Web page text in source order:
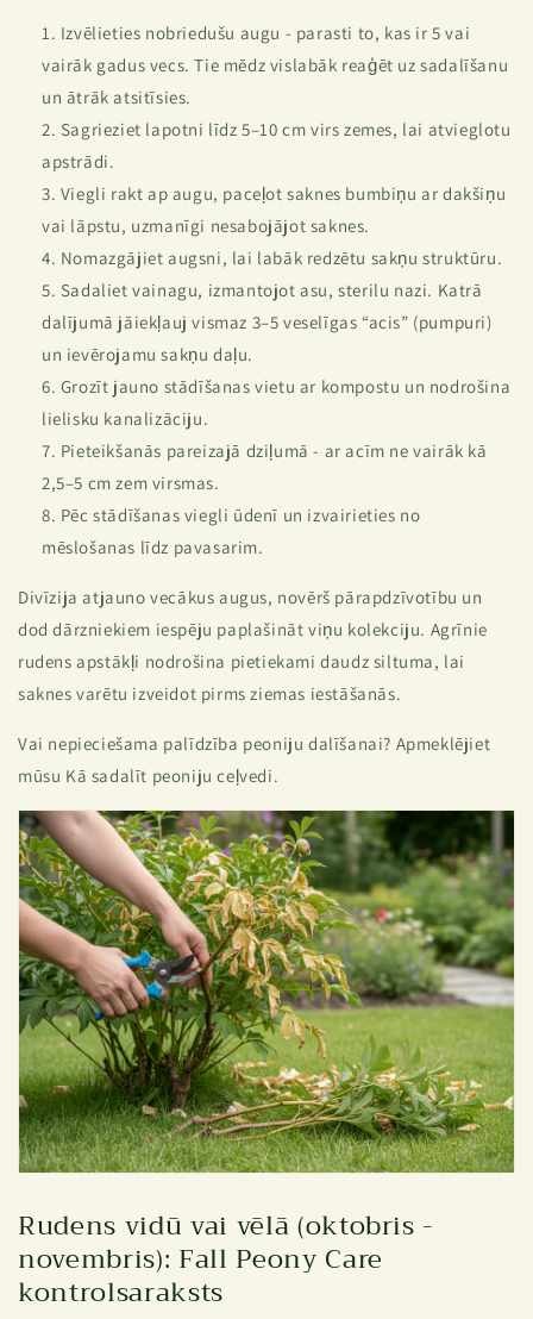
Izvēlieties nobriedušu augu - parasti to, kas ir 5 vai
vairāk gadus vecs. Tie mēdz vislabāk reaģēt uz sadalīšanu
un ātrāk atsitīsies.
Sagrieziet lapotni līdz 5–10 cm virs zemes, lai atvieglotu
apstrādi.
Viegli rakt ap augu, paceļot saknes bumbiņu ar dakšiņu
vai lāpstu, uzmanīgi nesabojājot saknes.
Nomazgājiet augsni, lai labāk redzētu sakņu struktūru.
Sadaliet vainagu, izmantojot asu, sterilu nazi. Katrā
dalījumā jāiekļauj vismaz 3–5 veselīgas “acis” (pumpuri)
un ievērojamu sakņu daļu.
Grozīt jauno stādīšanas vietu ar kompostu un nodrošina
lielisku kanalizāciju.
Pieteikšanās pareizajā dziļumā - ar acīm ne vairāk kā
2,5–5 cm zem virsmas.
Pēc stādīšanas viegli ūdenī un izvairieties no
mēslošanas līdz pavasarim.
Divīzija atjauno vecākus augus, novērš pārapdzīvotību un
dod dārzniekiem iespēju paplašināt viņu kolekciju. Agrīnie
rudens apstākļi nodrošina pietiekami daudz siltuma, lai
saknes varētu izveidot pirms ziemas iestāšanās.
Vai nepieciešama palīdzība peoniju dalīšanai? Apmeklējiet
mūsu Kā sadalīt peoniju ceļvedi.
Rudens vidū vai vēlā (oktobris -
novembris): Fall Peony Care
kontrolsaraksts